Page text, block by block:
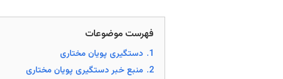
فهرست موضوعات
1. دستگیری پویان مختاری
2. منبع خبر دستگیری پویان مختاری